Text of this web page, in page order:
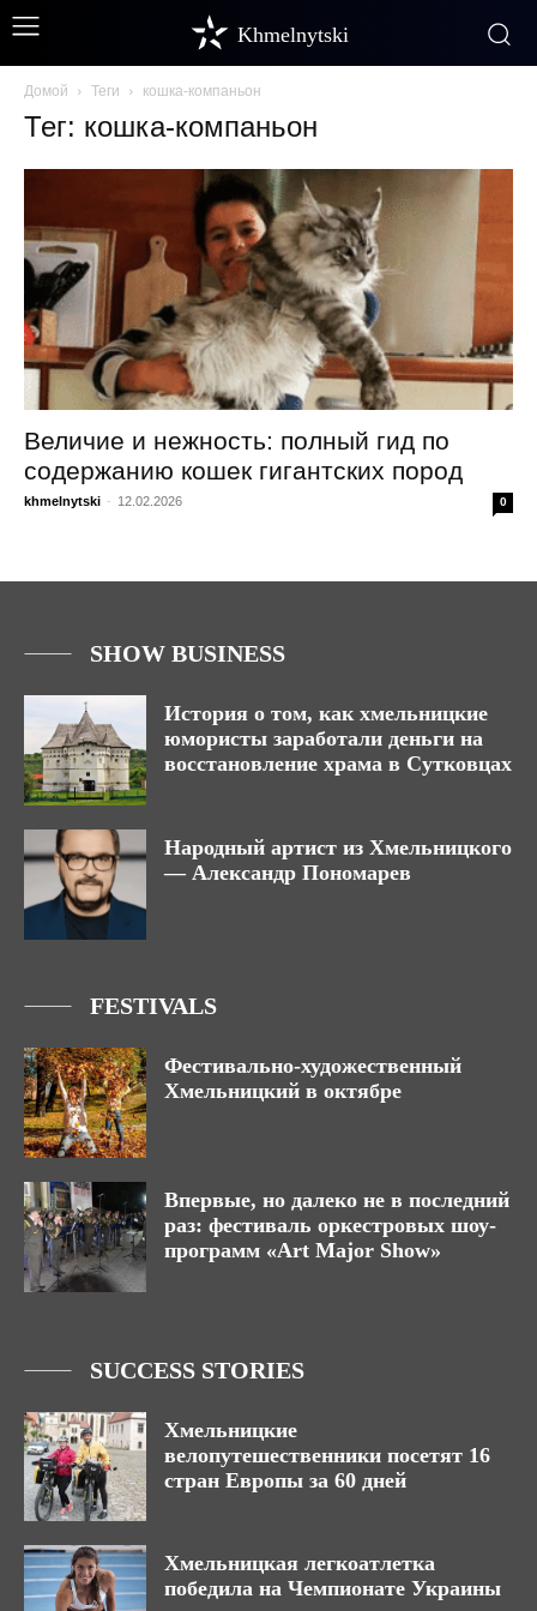
Khmelnytski
Домой Теги кошка-компаньон
Тег: кошка-компаньон
Величие и нежность: полный гид по
содержанию кошек гигантских пород
khmelnytski - 12.02.2026 0
SHOW BUSINESS
История о том, как хмельницкие
юмористы заработали деньги на
восстановление храма в Сутковцах
Народный артист из Хмельницкого
— Александр Пономарев
FESTIVALS
Фестивально-художественный
Хмельницкий в октябре
Впервые, но далеко не в последний
раз: фестиваль оркестровых шоу-
программ «Art Major Show»
SUCCESS STORIES
Хмельницкие
велопутешественники посетят 16
стран Европы за 60 дней
Хмельницкая легкоатлетка
победила на Чемпионате Украины